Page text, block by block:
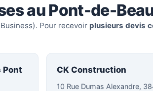
au Pont-de-
Pour recevoir plusieurs devis
Pont
CK Construction
10 Rue Dumas Alexandre,